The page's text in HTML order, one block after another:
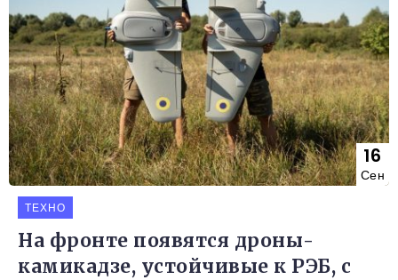
16
Сен
ТЕХНО
На фронте появятся дроны-
камикадзе, устойчивые к РЭБ, с